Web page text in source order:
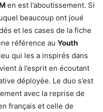
en est l’aboutissement. Si
beaucoup ont joué
et les cases de la fiche
référence au Youth
qui les a inspirés dans
à l’esprit en écoutant
déployée. Le duo s’est
avec la reprise de
français et celle de